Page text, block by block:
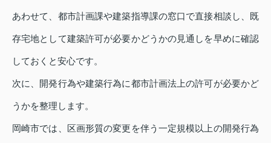
あわせて、都市計画課や建築指導課の窓口で直接相談し、既
存宅地として建築許可が必要かどうかの見通しを早めに確認
しておくと安心です。
次に、開発行為や建築行為に都市計画法上の許可が必要かど
うかを整理します。
岡崎市では、区画形質の変更を伴う一定規模以上の開発行為